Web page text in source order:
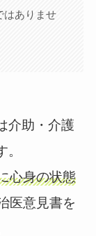
はありませ
介助・介護
心身の状態
医意見書を